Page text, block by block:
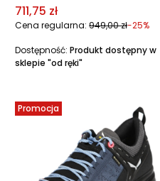
Cena promocyjna
711,75 zł
Cena regularna: 949,00 zł-25%
Dostępność: Produkt dostępny w
sklepie "od ręki"
Promocja